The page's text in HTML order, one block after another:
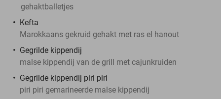
gehaktballetjes
Kefta
Marokkaans gekruid gehakt met ras el hanout
Gegrilde kippendij
malse kippendij van de grill met cajunkruiden
Gegrilde kippendij piri piri
piri piri gemarineerde malse kippendij